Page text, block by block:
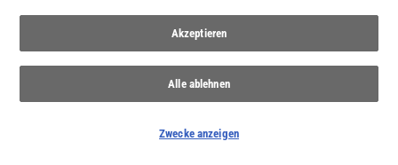
Akzeptieren
Alle ablehnen
Zwecke anzeigen